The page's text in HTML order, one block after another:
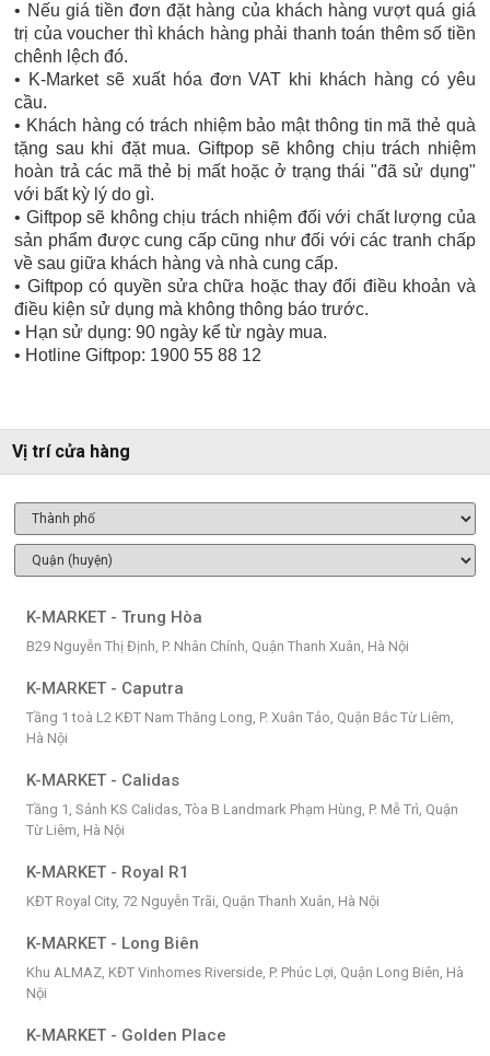
• Nếu giá tiền đơn đặt hàng của khách hàng vượt quá giá
trị của voucher thì khách hàng phải thanh toán thêm số tiền
chênh lệch đó.
• K-Market sẽ xuất hóa đơn VAT khi khách hàng có yêu
cầu.
• Khách hàng có trách nhiệm bảo mật thông tin mã thẻ quà
tặng sau khi đặt mua. Giftpop sẽ không chịu trách nhiệm
hoàn trả các mã thẻ bị mất hoặc ở trạng thái "đã sử dụng"
với bất kỳ lý do gì.
• Giftpop sẽ không chịu trách nhiệm đối với chất lượng của
sản phẩm được cung cấp cũng như đối với các tranh chấp
về sau giữa khách hàng và nhà cung cấp.
• Giftpop có quyền sửa chữa hoặc thay đổi điều khoản và
điều kiện sử dụng mà không thông báo trước.
• Hạn sử dụng: 90 ngày kể từ ngày mua.
• Hotline Giftpop: 1900 55 88 12
Vị trí cửa hàng
K-MARKET - Trung Hòa
B29 Nguyễn Thị Định, P. Nhân Chính, Quận Thanh Xuân, Hà Nội
K-MARKET - Caputra
Tầng 1 toà L2 KĐT Nam Thăng Long, P. Xuân Tảo, Quận Bắc Từ Liêm,
Hà Nội
K-MARKET - Calidas
Tầng 1, Sảnh KS Calidas, Tòa B Landmark Phạm Hùng, P. Mễ Trì, Quận
Từ Liêm, Hà Nội
K-MARKET - Royal R1
KĐT Royal City, 72 Nguyễn Trãi, Quận Thanh Xuân, Hà Nội
K-MARKET - Long Biên
Khu ALMAZ, KĐT Vinhomes Riverside, P. Phúc Lợi, Quận Long Biên, Hà
Nội
K-MARKET - Golden Place